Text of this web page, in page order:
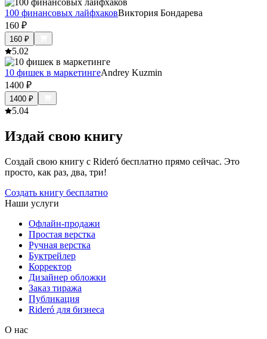
100 финансовых лайфхаковВиктория Бондарева
160 ₽
160 ₽
5.02
10 фишек в маркетингеAndrey Kuzmin
1400 ₽
1400 ₽
5.04
Издай свою книгу
Создай свою книгу с Rideró бесплатно прямо сейчас. Это
просто, как раз, два, три!
Создать книгу бесплатно
Наши услуги
Офлайн-продажи
Простая верстка
Ручная верстка
Буктрейлер
Корректор
Дизайнер обложки
Заказ тиража
Публикация
Rideró для бизнеса
О нас